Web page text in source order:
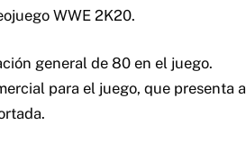
WWE 2K20.
general de 80 en el juego.
para el juego, que presenta a